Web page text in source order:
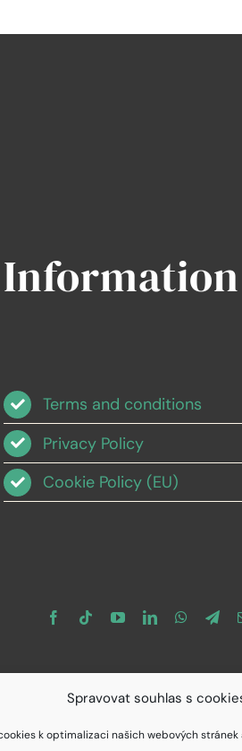
Spravovat souhlas s
k optimalizaci našich webových stránek
Information
Terms and conditions
Privacy Policy
Cookie Policy (EU)